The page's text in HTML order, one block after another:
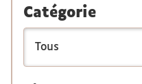
Catégorie